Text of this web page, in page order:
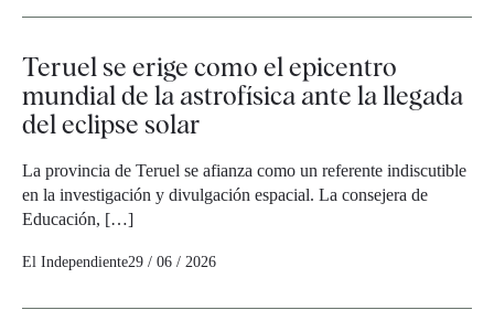
Teruel se erige como el epicentro
mundial de la astrofísica ante la llegada
del eclipse solar
La provincia de Teruel se afianza como un referente indiscutible
en la investigación y divulgación espacial. La consejera de
Educación, […]
El Independiente29 / 06 / 2026